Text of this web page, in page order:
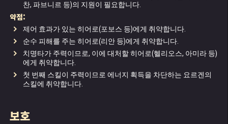
찬, 파브니르 등)의 지원이 필요합니다.
약점:
제어 효과가 있는 히어로(포보스 등)에게 취약합니다.
순수 피해를 주는 히어로(리안 등)에게 취약합니다.
치명타가 주력이므로, 이에 대처할 히어로(헬리오스, 아미라 등)
에게 취약합니다.
첫 번째 스킬이 주력이므로 에너지 획득을 차단하는 요르겐의
스킬에 취약합니다.
보호